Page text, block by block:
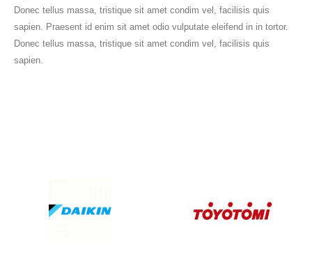
Donec tellus massa, tristique sit amet condim vel, facilisis quis
sapien. Praesent id enim sit amet odio vulputate eleifend in in tortor.
Donec tellus massa, tristique sit amet condim vel, facilisis quis
sapien.